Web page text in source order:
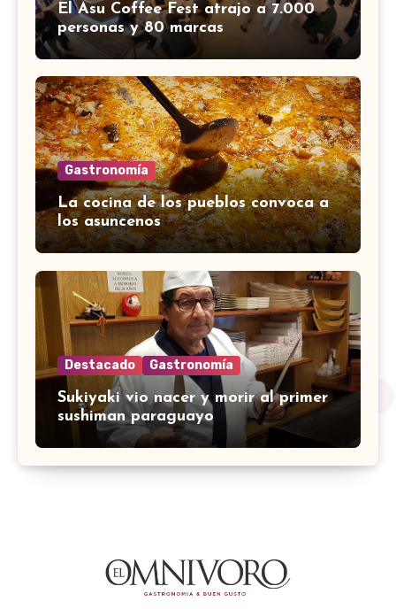
El Asu Coffee Fest atrajo a 7.000
personas y 80 marcas
Gastronomía
La cocina de los pueblos convoca a
los asuncenos
Destacado Gastronomía
Sukiyaki vio nacer y morir al primer
sushiman paraguayo